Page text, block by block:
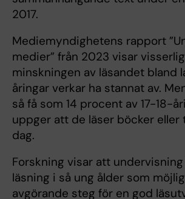
2017.
Mediemyndighetens rapport
medier” från 2023 visar
minskningen av läsandet bland
åringar verkar ha stannat av.
så få som 14 procent av 17-18-
uppger att de läser böcker eller
dag.
Forskning visar att
läsning i så ung ålder som
avgörande steg för en god